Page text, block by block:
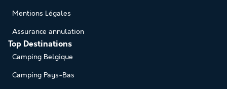
Mentions Légales
Assurance annulation
Top Destinations
Camping Belgique
Camping Pays-Bas